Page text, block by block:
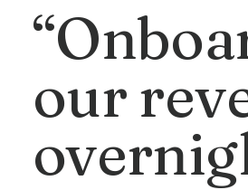
our